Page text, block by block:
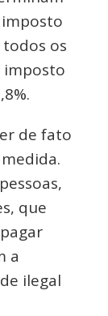
todos os
imposto
de fato
que
a
ilegal